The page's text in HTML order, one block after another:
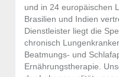
und in 24 europäischen
Brasilien und Indien
Dienstleister liegt die
chronisch
Beatmungs- und
Ernährungstherapie.